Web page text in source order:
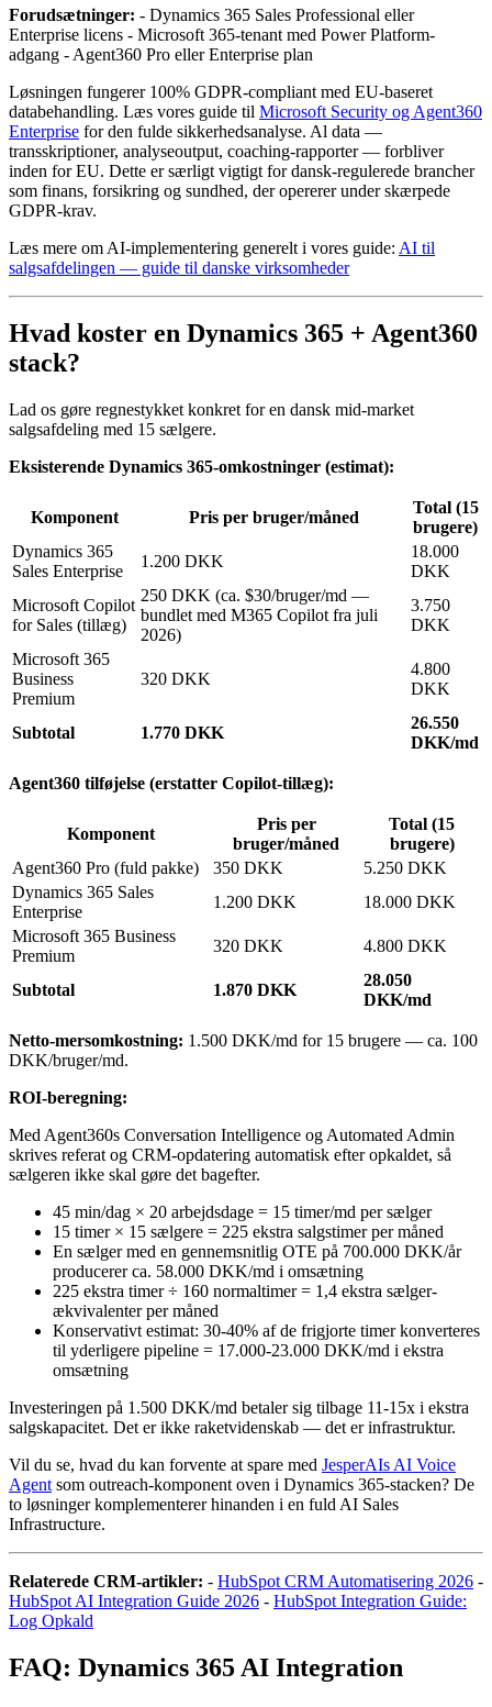
Forudsætninger: - Dynamics 365 Sales Professional eller
Enterprise licens - Microsoft 365-tenant med Power Platform-
adgang - Agent360 Pro eller Enterprise plan
Løsningen fungerer 100% GDPR-compliant med EU-baseret
databehandling. Læs vores guide til Microsoft Security og Agent360
Enterprise for den fulde sikkerhedsanalyse. Al data —
transskriptioner, analyseoutput, coaching-rapporter — forbliver
inden for EU. Dette er særligt vigtigt for dansk-regulerede brancher
som finans, forsikring og sundhed, der opererer under skærpede
GDPR-krav.
Læs mere om AI-implementering generelt i vores guide: AI til
salgsafdelingen — guide til danske virksomheder
Hvad koster en Dynamics 365 + Agent360
stack?
Lad os gøre regnestykket konkret for en dansk mid-market
salgsafdeling med 15 sælgere.
Eksisterende Dynamics 365-omkostninger (estimat):
Komponent Pris per bruger/måned
Total (15
brugere)
Dynamics 365
Sales Enterprise
1.200 DKK
18.000
DKK
Microsoft Copilot
for Sales (tillæg)
250 DKK (ca. $30/bruger/md —
bundlet med M365 Copilot fra juli
2026)
3.750
DKK
Microsoft 365
Business
Premium
320 DKK
4.800
DKK
Subtotal 1.770 DKK
26.550
DKK/md
Agent360 tilføjelse (erstatter Copilot-tillæg):
Komponent
Pris per
bruger/måned
Total (15
brugere)
Agent360 Pro (fuld pakke)
350 DKK
5.250 DKK
Dynamics 365 Sales
Enterprise
1.200 DKK
18.000 DKK
Microsoft 365 Business
Premium
320 DKK 4.800 DKK
Subtotal 1.870 DKK
28.050
DKK/md
Netto-mersomkostning: 1.500 DKK/md for 15 brugere — ca. 100
DKK/bruger/md.
ROI-beregning:
Med Agent360s Conversation Intelligence og Automated Admin
skrives referat og CRM-opdatering automatisk efter opkaldet, så
sælgeren ikke skal gøre det bagefter.
45 min/dag × 20 arbejdsdage = 15 timer/md per sælger
15 timer × 15 sælgere = 225 ekstra salgstimer per måned
En sælger med en gennemsnitlig OTE på 700.000 DKK/år
producerer ca. 58.000 DKK/md i omsætning
225 ekstra timer ÷ 160 normaltimer = 1,4 ekstra sælger-
ækvivalenter per måned
Konservativt estimat: 30-40% af de frigjorte timer konverteres
til yderligere pipeline = 17.000-23.000 DKK/md i ekstra
omsætning
Investeringen på 1.500 DKK/md betaler sig tilbage 11-15x i ekstra
salgskapacitet. Det er ikke raketvidenskab — det er infrastruktur.
Vil du se, hvad du kan forvente at spare med JesperAIs AI Voice
Agent som outreach-komponent oven i Dynamics 365-stacken? De
to løsninger komplementerer hinanden i en fuld AI Sales
Infrastructure.
Relaterede CRM-artikler: - HubSpot CRM Automatisering 2026 -
HubSpot AI Integration Guide 2026 - HubSpot Integration Guide:
Log Opkald
FAQ: Dynamics 365 AI Integration